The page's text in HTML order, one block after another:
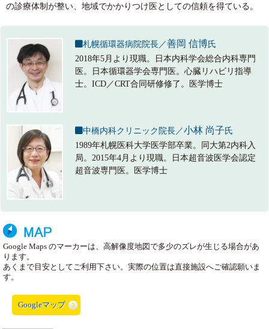
の診療体制が整い、地域でかかりつけ医としての信頼を得ている。
札幌循環器病院院長／善岡 信博氏
2018年5月より現職。日本内科学会総合内科専門
医。日本循環器学会専門医。心臓リハビリ指導
士。ICD／CRT合同研修修了。医学博士
中橋内科クリニック院長／小林 尚子氏
1989年札幌医科大学医学部卒業。同大第2内科入
局。2015年4月より現職。日本超音波医学会認定
超音波専門医。医学博士
Google Maps のマーカーは、高解像度地図で多少のズレが生じる場合があ
ります。
あくまで目安としてご利用下さい。実際の位置は直接施設へご確認願いま
す。
Googleマップ